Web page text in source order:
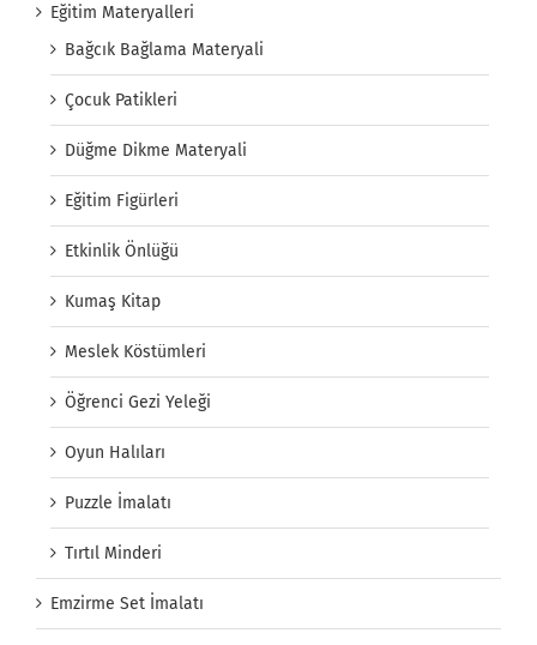
Eğitim Materyalleri
Bağcık Bağlama Materyali
Çocuk Patikleri
Düğme Dikme Materyali
Eğitim Figürleri
Etkinlik Önlüğü
Kumaş Kitap
Meslek Köstümleri
Öğrenci Gezi Yeleği
Oyun Halıları
Puzzle İmalatı
Tırtıl Minderi
Emzirme Set İmalatı